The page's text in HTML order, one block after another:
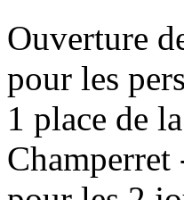
Ouverture
pour les
1 place de